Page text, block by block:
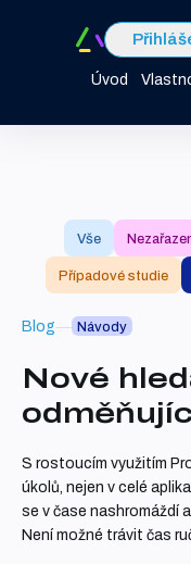
Úvod
Blog Návody
Nové
S rostoucím využitím
úkolů, nejen v celé
se v čase nashromáždí
Není možné trávit čas
Vše
Případové studie